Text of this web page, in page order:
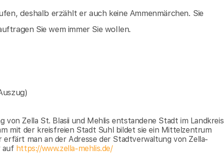
deshalb erzählt er auch keine Ammenmärchen. Sie
Sie wem immer Sie wollen.
von Zella St. Blasii und Mehlis entstandene Stadt im Landkreis
mit der kreisfreien Stadt Suhl bildet sie ein Mittelzentrum
man an der Adresse der Stadtverwaltung von Zella-
auf https://www.zella-mehlis.de/